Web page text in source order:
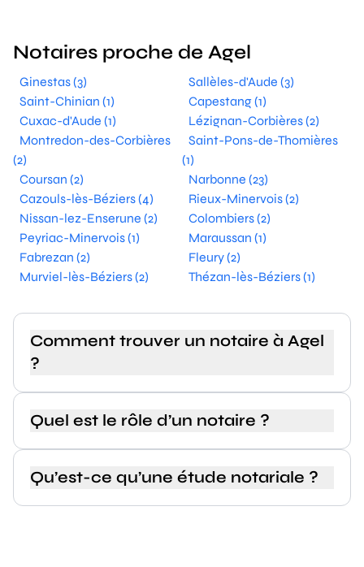
Notaires proche de Agel
Ginestas (3)
Sallèles-d'Aude (3)
Saint-Chinian (1)
Capestang (1)
Cuxac-d'Aude (1)
Lézignan-Corbières (2)
Montredon-des-Corbières
(2)
Saint-Pons-de-Thomières
(1)
Coursan (2)
Narbonne (23)
Cazouls-lès-Béziers (4)
Rieux-Minervois (2)
Nissan-lez-Enserune (2)
Colombiers (2)
Peyriac-Minervois (1)
Maraussan (1)
Fabrezan (2)
Fleury (2)
Murviel-lès-Béziers (2)
Thézan-lès-Béziers (1)
Comment trouver un notaire à Agel
?
Quel est le rôle d’un notaire ?
Qu’est-ce qu’une étude notariale ?